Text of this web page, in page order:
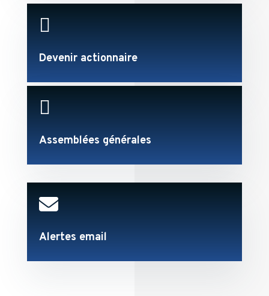

Devenir actionnaire

Assemblées générales

Alertes email